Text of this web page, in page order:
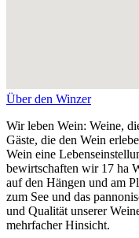
Über den Winzer
Wir leben Wein: Weine,
Gäste, die den Wein
Wein eine
bewirtschaften wir 17 ha
auf den Hängen und am
zum See und das
und Qualität unserer
mehrfacher Hinsicht.